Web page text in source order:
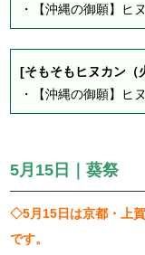
・
【沖縄の御願】ヒ
[そもそもヒヌカン（
・
【沖縄の御願】ヒ
5月15日｜葵祭
◇5月15日は京都・上
です。